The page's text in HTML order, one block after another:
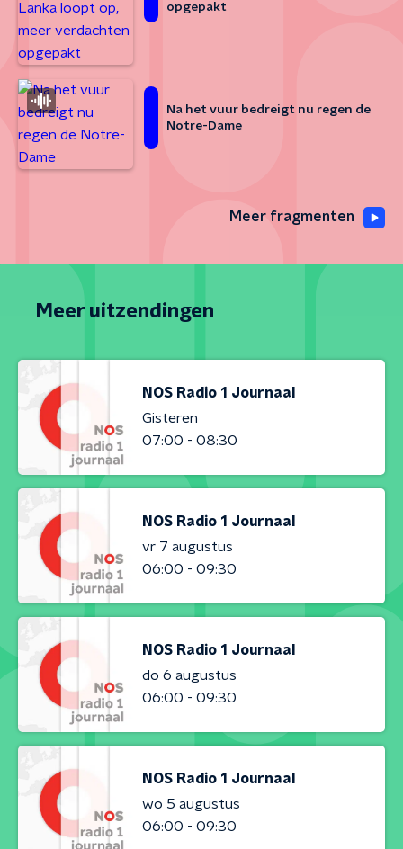
opgepakt
Na het vuur bedreigt nu regen de
Notre-Dame
Meer fragmenten
Meer uitzendingen
NOS Radio 1 Journaal
Gisteren
07:00 - 08:30
NOS Radio 1 Journaal
vr 7 augustus
06:00 - 09:30
NOS Radio 1 Journaal
do 6 augustus
06:00 - 09:30
NOS Radio 1 Journaal
wo 5 augustus
06:00 - 09:30